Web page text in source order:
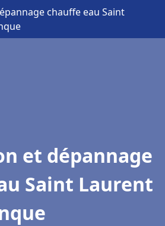
chauffe eau Saint
et dépannage
Saint Laurent